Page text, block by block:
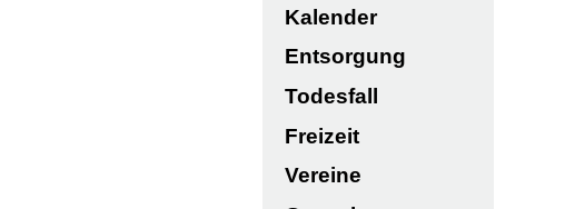
Kalender
Entsorgung
Todesfall
Freizeit
Vereine